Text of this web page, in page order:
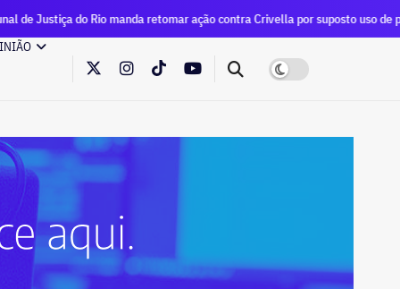
Rio manda retomar ação contra Crivella por suposto uso de publicidade